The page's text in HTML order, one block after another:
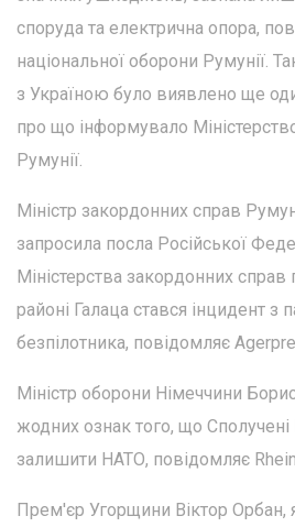
споруда та електрична опора,
національної оборони Румунії.
з Україною було виявлено ще
про що інформувало
Румунії.
Міністр закордонних справ
запросила посла Російської
Міністерства закордонних справ
районі Галаца стався інцидент з
безпілотника, повідомляє
Міністр оборони Німеччини
жодних ознак того, що
залишити НАТО, повідомляє
Прем'єр Угорщини Віктор Орбан,